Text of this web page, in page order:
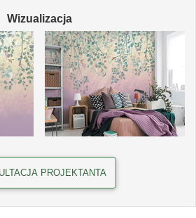
Wizualizacja
PROJEKTANTA